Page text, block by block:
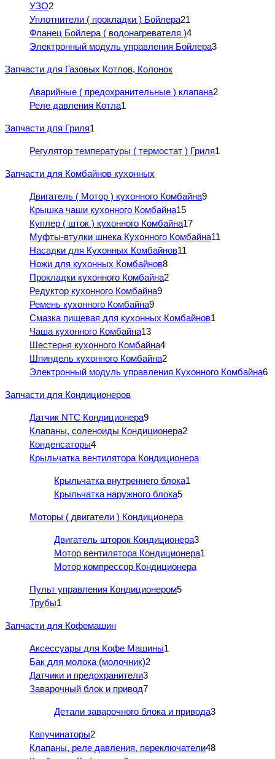
УЗО2
Уплотнители ( прокладки ) Бойлера21
Фланец Бойлера ( водонагревателя )4
Электронный модуль управления Бойлера3
Запчасти для Газовых Котлов, Колонок
Аварийные ( предохранительные ) клапана2
Реле давления Котла1
Запчасти для Гриля1
Регулятор температуры ( термостат ) Гриля1
Запчасти для Комбайнов кухонных
Двигатель ( Мотор ) кухонного Комбайна9
Крышка чаши кухонного Комбайна15
Куплер ( шток ) кухонного Комбайна17
Муфты-втулки шнека Кухонного Комбайна11
Насадки для Кухонных Комбайнов11
Ножи для кухонных Комбайнов8
Прокладки кухонного Комбайна2
Редуктор кухонного Комбайна9
Ремень кухонного Комбайна9
Смазка пищевая для кухонных Комбайнов1
Чаша кухонного Комбайна13
Шестерня кухонного Комбайна4
Шпиндель кухонного Комбайна2
Электронный модуль управления Кухонного Комбайна6
Запчасти для Кондиционеров
Датчик NTC Кондиционера9
Клапаны, соленоиды Кондиционера2
Конденсаторы4
Крыльчатка вентилятора Кондиционера
Крыльчатка внутреннего блока1
Крыльчатка наружного блока5
Моторы ( двигатели ) Кондиционера
Двигатель шторок Кондиционера3
Мотор вентилятора Кондиционера1
Мотор компрессор Кондиционера
Пульт управления Кондиционером5
Трубы1
Запчасти для Кофемашин
Аксессуары для Кофе Машины1
Бак для молока (молочник)2
Датчики и предохранители3
Заварочный блок и привод7
Детали заварочного блока и привода3
Капучинаторы2
Клапаны, реле давления, переключатели48